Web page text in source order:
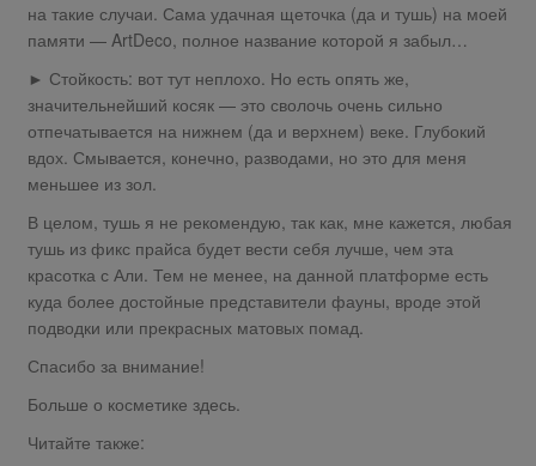
на такие случаи. Сама удачная щеточка (да и тушь) на моей
памяти — ArtDeco, полное название которой я забыл…
► Стойкость: вот тут неплохо. Но есть опять же,
значительнейший косяк — это сволочь очень сильно
отпечатывается на нижнем (да и верхнем) веке. Глубокий
вдох. Смывается, конечно, разводами, но это для меня
меньшее из зол.
В целом, тушь я не рекомендую, так как, мне кажется, любая
тушь из фикс прайса будет вести себя лучше, чем эта
красотка с Али. Тем не менее, на данной платформе есть
куда более достойные представители фауны, вроде этой
подводки или прекрасных матовых помад.
Спасибо за внимание!
Больше о косметике здесь.
Читайте также: